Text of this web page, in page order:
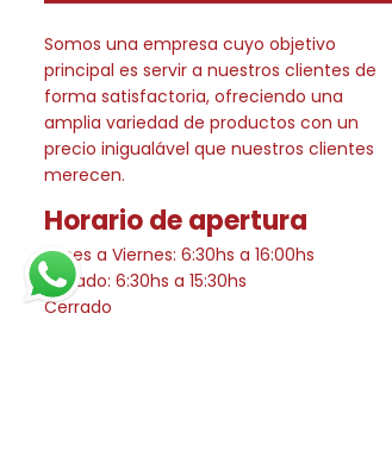
Somos una empresa cuyo objetivo
principal es servir a nuestros clientes de
forma satisfactoria, ofreciendo una
amplia variedad de productos con un
precio inigualável que nuestros clientes
merecen.
Horario de apertura
Lunes a Viernes: 6:30hs a 16:00hs
Sábado: 6:30hs a 15:30hs
Cerrado